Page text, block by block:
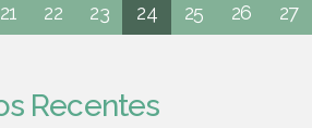
21 22 23 24 25 26 27
Recentes